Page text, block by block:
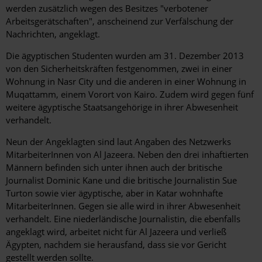
werden zusätzlich wegen des Besitzes "verbotener
Arbeitsgerätschaften", anscheinend zur Verfälschung der
Nachrichten, angeklagt.
Die ägyptischen Studenten wurden am 31. Dezember 2013
von den Sicherheitskräften festgenommen, zwei in einer
Wohnung in Nasr City und die anderen in einer Wohnung in
Muqattamm, einem Vorort von Kairo. Zudem wird gegen fünf
weitere ägyptische Staatsangehörige in ihrer Abwesenheit
verhandelt.
Neun der Angeklagten sind laut Angaben des Netzwerks
MitarbeiterInnen von Al Jazeera. Neben den drei inhaftierten
Männern befinden sich unter ihnen auch der britische
Journalist Dominic Kane und die britische Journalistin Sue
Turton sowie vier ägyptische, aber in Katar wohnhafte
MitarbeiterInnen. Gegen sie alle wird in ihrer Abwesenheit
verhandelt. Eine niederländische Journalistin, die ebenfalls
angeklagt wird, arbeitet nicht für Al Jazeera und verließ
Ägypten, nachdem sie herausfand, dass sie vor Gericht
gestellt werden sollte.